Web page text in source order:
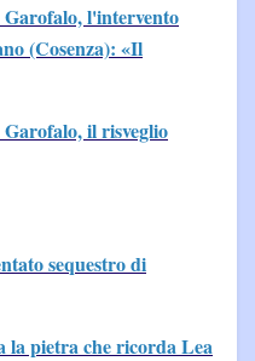
l'intervento
(Cosenza): «Il
il risveglio
sequestro di
la pietra che ricorda Lea